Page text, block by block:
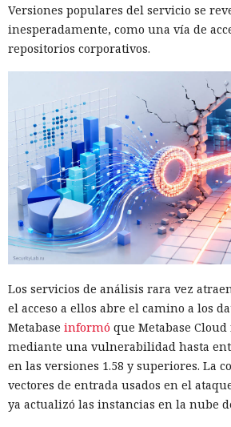
Versiones populares del servicio se
inesperadamente, como una vía de
repositorios corporativos.
Los servicios de análisis rara vez
el acceso a ellos abre el camino a los
Metabase informó que Metabase Cloud
mediante una vulnerabilidad hasta
en las versiones 1.58 y superiores. La
vectores de entrada usados en el
ya actualizó las instancias en la nube